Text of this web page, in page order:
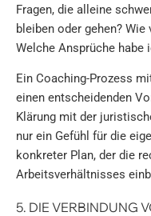
Fragen, die alleine
bleiben oder gehen?
Welche Ansprüche
Ein Coaching-Prozess
einen entscheidenden
Klärung mit der
nur ein Gefühl für die
konkreter Plan, der die
Arbeitsverhältnisses
5. DIE VERBINDUNG